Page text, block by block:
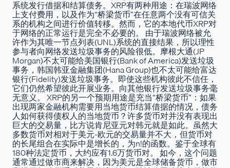
系统发行借据和结算债务。XRP有两种用途：在瑞波网络
上支付费用，以及作为“桥梁货币”在任意两个没有可信关
系的机构之间进行价值转移。然而，它的本地代币XRP对
于网络的正常运行是完全不必要的。 由于瑞波网络被允
许作为其唯一节点列表(UNL)系统的直接结果，所以理性
参与者向网络发送垃圾事务的风险很低。摩根大通(JP
Morgan)不太可能给美国银行(Bank of America)发送垃圾
事务，韩国韩亚金融集团(Hana Group)也不太可能给富达
银行(Fidelity)发送垃圾事务。即使这些机构彼此不信任，
它们仍然希望彼此开展业务。向其他银行发送垃圾事务毫
无意义。 XRP的另一个预期用途是充当“桥梁货币”：如果
出现两家金融机构需要用当地货币结算借据的情况，债务
人如何获得债权人的当地货币？许多货币对并没有表现出
巨大的交易量，比方说肯尼亚元对韩元就是如此。虽然大
多数货币对相对于美元-欧元的交易量并不大，但货币对
的长尾组合在实际中是增长的，为n!的函数。鉴于全球有
180种法定货币 ，大约应有1.6万货币对。 如今，这个问题
通常通过做市商来解决，因为美元是全球储备货币，做市